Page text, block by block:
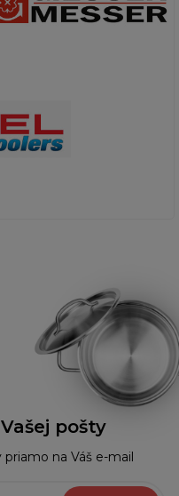
pošty
na Váš e-mail